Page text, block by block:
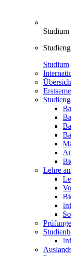
Studium
Studium
Lehre